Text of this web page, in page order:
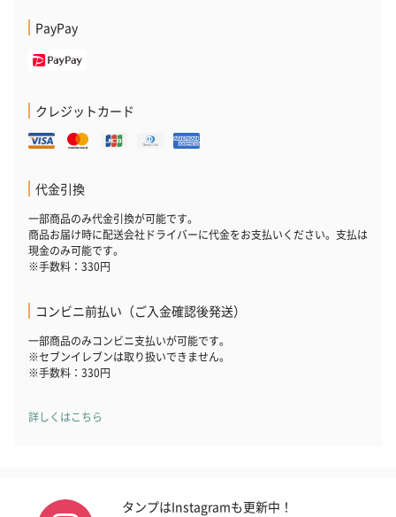
PayPay
クレジットカード
代金引換
一部商品のみ代金引換が可能です。
商品お届け時に配送会社ドライバーに代金をお支払いください。支払は
現金のみ可能です。
※手数料：330円
コンビニ前払い（ご入金確認後発送）
一部商品のみコンビニ支払いが可能です。
※セブンイレブンは取り扱いできません。
※手数料：330円
詳しくはこちら
タンプはInstagramも更新中！